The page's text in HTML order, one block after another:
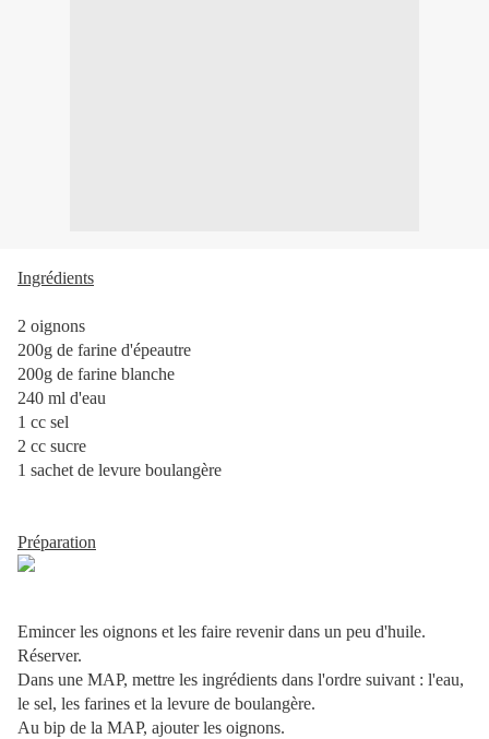
Ingrédients
2 oignons
200g de farine d'épeautre
200g de farine blanche
240 ml d'eau
1 cc sel
2 cc sucre
1 sachet de levure boulangère
Préparation
Emincer les oignons et les faire revenir dans un peu d'huile.
Réserver.
Dans une MAP, mettre les ingrédients dans l'ordre suivant : l'eau,
le sel, les farines et la levure de boulangère.
Au bip de la MAP, ajouter les oignons.